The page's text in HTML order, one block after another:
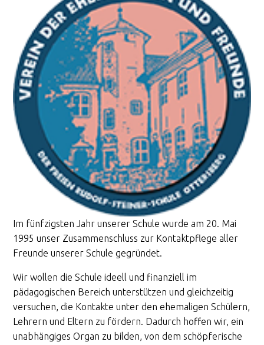
Im fünfzigsten Jahr unserer Schule wurde am 20. Mai
1995 unser Zusammenschluss zur Kontaktpflege aller
Freunde unserer Schule gegründet.
Wir wollen die Schule ideell und finanziell im
pädagogischen Bereich unterstützen und gleichzeitig
versuchen, die Kontakte unter den ehemaligen Schülern,
Lehrern und Eltern zu fördern. Dadurch hoffen wir, ein
unabhängiges Organ zu bilden, von dem schöpferische